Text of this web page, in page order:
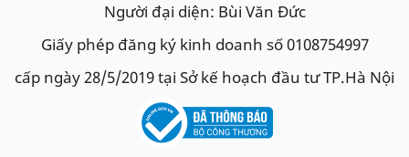
Người đại diện: Bùi Văn Đức
Giấy phép đăng ký kinh doanh số 0108754997
cấp ngày 28/5/2019 tại Sở kế hoạch đầu tư TP.Hà Nội